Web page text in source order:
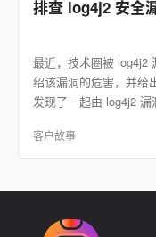
排查 log4j2 安全
最近，技术圈被 log4j2
绍该漏洞的危害，并给
发现了一起由 log4j2
客户故事